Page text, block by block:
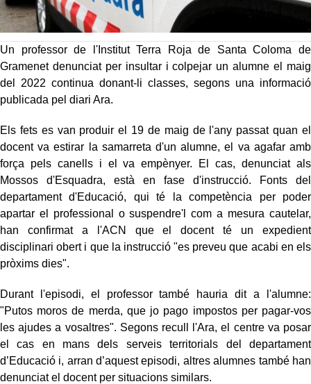
Un professor de l'Institut Terra Roja de Santa Coloma de
Gramenet denunciat per insultar i colpejar un alumne el maig
del 2022 continua donant-li classes, segons una informació
publicada pel diari Ara.
Els fets es van produir el 19 de maig de l'any passat quan el
docent va estirar la samarreta d'un alumne, el va agafar amb
força pels canells i el va empènyer. El cas, denunciat als
Mossos d'Esquadra, està en fase d'instrucció. Fonts del
departament d'Educació, qui té la competència per poder
apartar el professional o suspendre'l com a mesura cautelar,
han confirmat a l'ACN que el docent té un expedient
disciplinari obert i que la instrucció "es preveu que acabi en els
pròxims dies".
Durant l'episodi, el professor també hauria dit a l'alumne:
"Putos moros de merda, que jo pago impostos per pagar-vos
les ajudes a vosaltres". Segons recull l'Ara, el centre va posar
el cas en mans dels serveis territorials del departament
d’Educació i, arran d’aquest episodi, altres alumnes també han
denunciat el docent per situacions similars.